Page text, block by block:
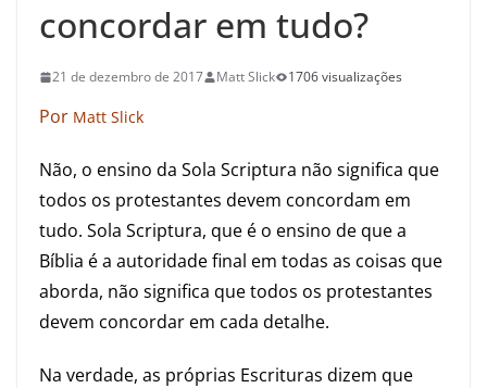
concordar em tudo?
21 de dezembro de 2017 Matt Slick 1706 visualizações
Por Matt Slick
Não, o ensino da Sola Scriptura não significa que
todos os protestantes devem concordam em
tudo. Sola Scriptura, que é o ensino de que a
Bíblia é a autoridade final em todas as coisas que
aborda, não significa que todos os protestantes
devem concordar em cada detalhe.
Na verdade, as próprias Escrituras dizem que